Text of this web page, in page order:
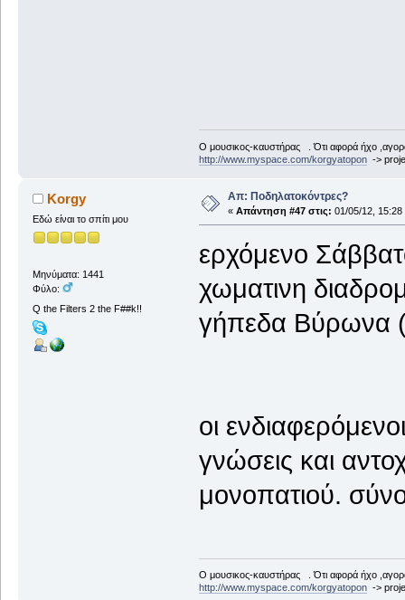
Ο μουσικος-καυστήρας . Ότι αφορά ήχο
http://www.myspace.com/korgyatopon->
Korgy
Εδώ είναι το σπίτι μου
Μηνύματα: 1441
Φύλο:
Q the Filters 2 the F##k!!
Απ: Ποδηλατοκόντρες?
« Απάντηση #47 στις: 01/05/12, 15:28
ερχόμενο
χωματινη
γήπεδα Βύρωνα
οι
γνώσεις και
μονοπατιού.
Ο μουσικος-καυστήρας . Ότι αφορά ήχο
http://www.myspace.com/korgyatopon->